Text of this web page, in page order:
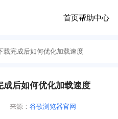
首页帮助中心
载完成后如何优化加载速度
后如何优化加载速度
来源：谷歌浏览器官网